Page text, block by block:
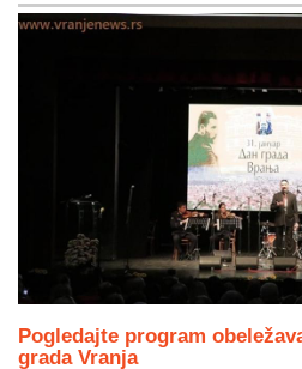
Pogledajte program
grada Vranja